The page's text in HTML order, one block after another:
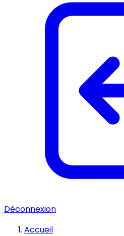
Déconnexion
Accueil